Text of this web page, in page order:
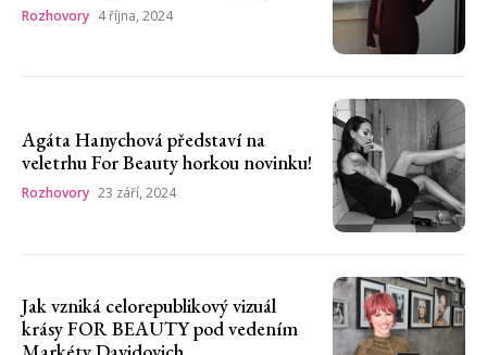
Rozhovory 4 října, 2024
Agáta Hanychová představí na
veletrhu For Beauty horkou novinku!
Rozhovory 23 září, 2024
Jak vzniká celorepublikový vizuál
krásy FOR BEAUTY pod vedením